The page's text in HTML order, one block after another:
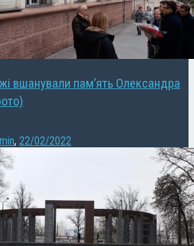
вшанували пам’ять Олександра
, 22/02/2022